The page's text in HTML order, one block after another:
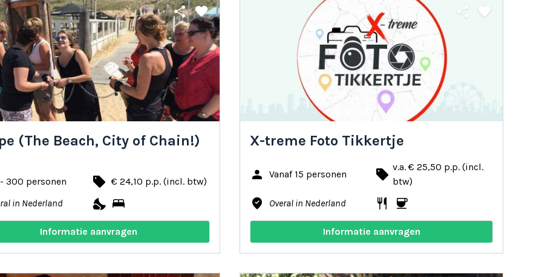
share favorite
(The Beach, City of Chain!)
300 personen local_offer € 24,10 p.p. (incl. btw)
in Nederland nights_stay bed
Informatie aanvragen
share favorite
X-treme Foto Tikkertje
person
Vanaf 15 personen local_offer v.a. € 25,50 p.p. (incl.
btw)
where_to_vote Overal in Nederland restaurant coffee
Informatie aanvragen